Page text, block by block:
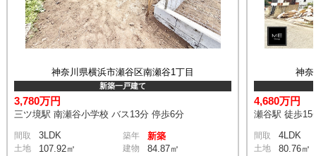
神奈川県横浜市瀬谷区南瀬谷1丁目
新築一戸建て
3,780万円
三ツ境駅 南瀬谷小学校 バス13分 停歩6分
間取 3LDK 築年 新築
土地 107.92㎡ 建物 84.87㎡
神奈
4,680万円
瀬谷駅 徒歩15
間取 4LDK
土地 80.76㎡